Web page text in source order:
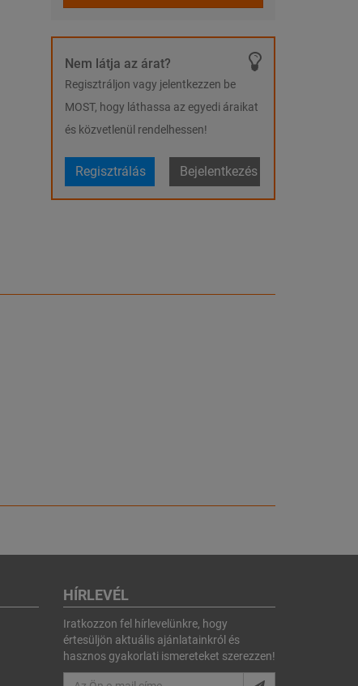
Nem látja az árat?
Regisztráljon vagy jelentkezzen be
MOST, hogy láthassa az egyedi áraikat
és közvetlenül rendelhessen!
Regisztrálás Bejelentkezés
HÍRLEVÉL
Iratkozzon fel hírlevelünkre, hogy
értesüljön aktuális ajánlatainkról és
hasznos gyakorlati ismereteket szerezzen!